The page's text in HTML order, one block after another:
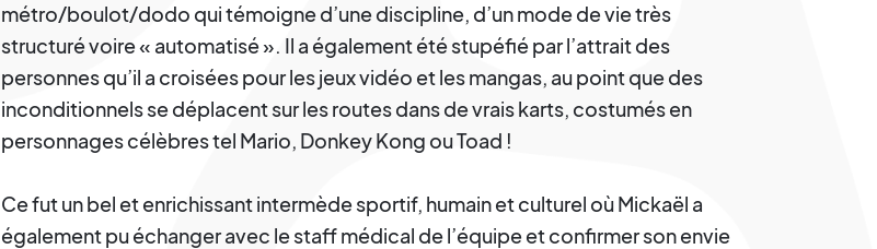
métro/boulot/dodo qui témoigne d’une discipline, d’un mode de vie très
structuré voire « automatisé ». Il a également été stupéfié par l’attrait des
personnes qu’il a croisées pour les jeux vidéo et les mangas, au point que des
inconditionnels se déplacent sur les routes dans de vrais karts, costumés en
personnages célèbres tel Mario, Donkey Kong ou Toad !
Ce fut un bel et enrichissant intermède sportif, humain et culturel où Mickaël a
également pu échanger avec le staff médical de l’équipe et confirmer son envie